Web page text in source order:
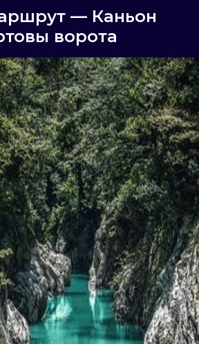
— Каньон
ворота